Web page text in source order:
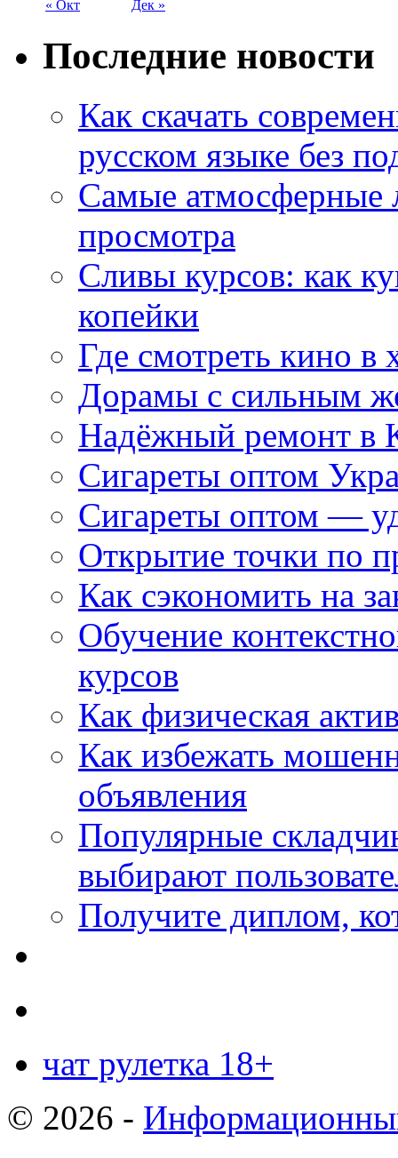
« Окт Дек »
Последние новости
Как скачать
русском языке без
Самые атмосферные
просмотра
Сливы курсов: как
копейки
Где смотреть кино в
Дорамы с сильным
Надёжный ремонт в
Сигареты оптом
Сигареты оптом —
Открытие точки по
Как сэкономить на
Обучение
курсов
Как физическая
Как избежать
объявления
Популярные
выбирают
Получите диплом,
чат рулетка 18+
© 2026 -